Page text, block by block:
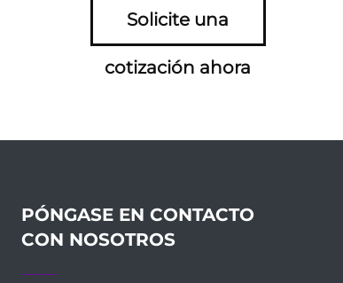
Solicite una
cotización ahora
PÓNGASE EN CONTACTO
CON NOSOTROS